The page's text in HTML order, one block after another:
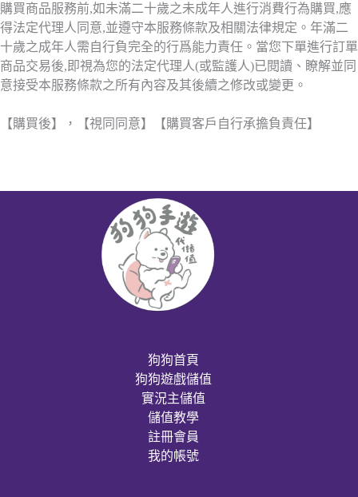
購買商品服務前,如未滿二十歲之未成年人進行消費行為購買,應
得法定代理人同意,並遵守本服務條款及相關法律規定。年滿二
十歲之成年人需自行負完全的行爲能力責任。當您下單進行訂單
商品交易後,即視為您的法定代理人(或監護人)已閱讀、瞭解並同
意接受本服務條款之所有內容及其後續之修改或變更。
【購買後】，【視同同意】【購買客戶自行承擔負責任】
狗狗首頁
狗狗遊戲儲值
實況主儲值
儲值教學
註冊會員
我的帳號